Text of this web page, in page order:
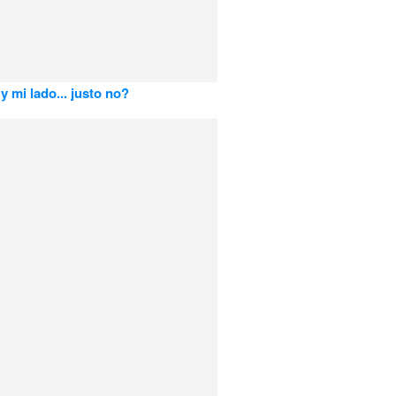
mi lado... justo no?